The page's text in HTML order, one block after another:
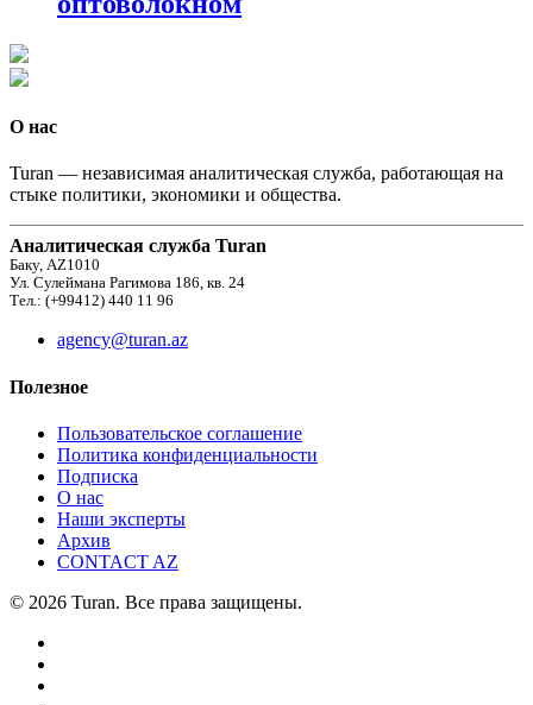
О нас
Turan — независимая аналитическая служба, работающая на
стыке политики, экономики и общества.
Аналитическая служба Turan
Баку, AZ1010
Ул. Сулеймана Рагимова 186, кв. 24
Тел.: (+99412) 440 11 96
agency@turan.az
Полезное
Пользовательское соглашение
Политика конфиденциальности
Подписка
О нас
Наши эксперты
Архив
CONTACT AZ
© 2026 Turan. Все права защищены.